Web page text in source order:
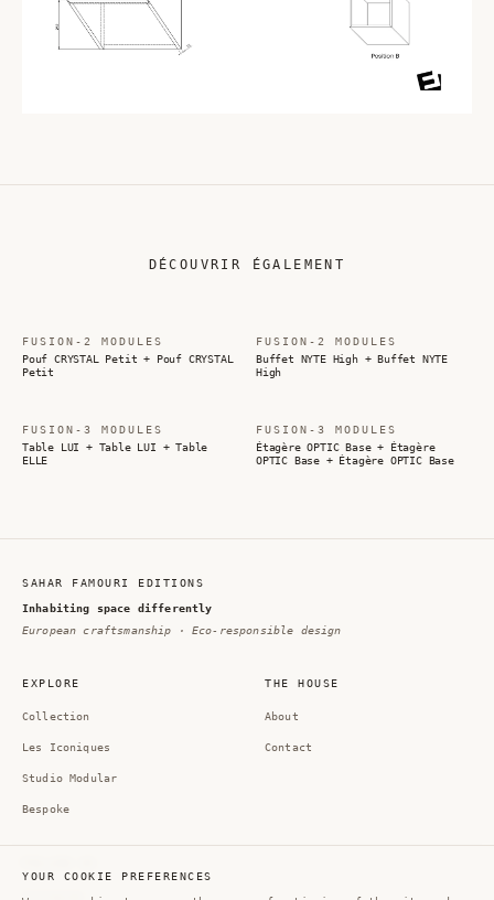
DÉCOUVRIR ÉGALEMENT
FUSION-2 MODULES
Pouf CRYSTAL Petit + Pouf CRYSTAL
Petit
FUSION-2 MODULES
Buffet NYTE High + Buffet NYTE
High
FUSION-3 MODULES
Table LUI + Table LUI + Table
ELLE
FUSION-3 MODULES
Étagère OPTIC Base + Étagère
OPTIC Base + Étagère OPTIC Base
SAHAR FAMOURI EDITIONS
Inhabiting space differently
European craftsmanship · Eco-responsible design
EXPLORE
Collection
Les Iconiques
Studio Modular
Bespoke
THE HOUSE
About
Contact
Instagram
YOUR COOKIE PREFERENCES